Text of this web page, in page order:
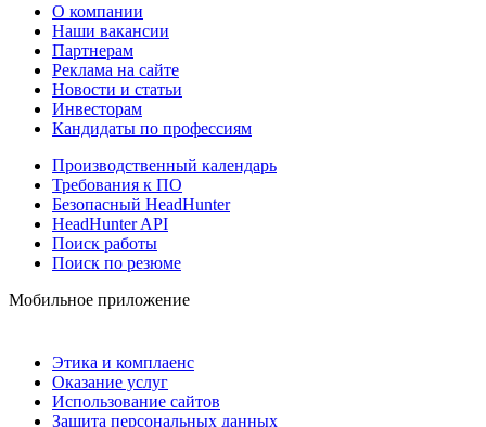
О компании
Наши вакансии
Партнерам
Реклама на сайте
Новости и статьи
Инвесторам
Кандидаты по профессиям
Производственный календарь
Требования к ПО
Безопасный HeadHunter
HeadHunter API
Поиск работы
Поиск по резюме
Мобильное приложение
Этика и комплаенс
Оказание услуг
Использование сайтов
Защита персональных данных